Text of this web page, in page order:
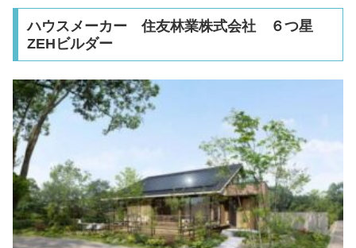
ハウスメーカー 住友林業株式会社 ６つ星
ZEHビルダー
引用元：住友林業ニュースリリース